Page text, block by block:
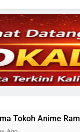
Ramai Dipakai